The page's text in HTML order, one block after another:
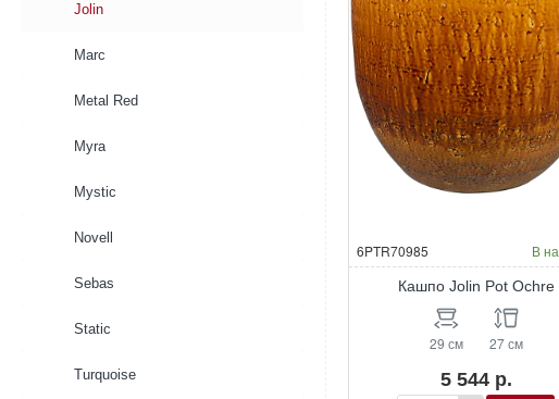
Jolin
Marc
Metal Red
Myra
Mystic
Novell
Sebas
Static
Turquoise
6PTR70985 В
Кашпо Jolin Pot Ochre
29 см 27 см
5 544 р.